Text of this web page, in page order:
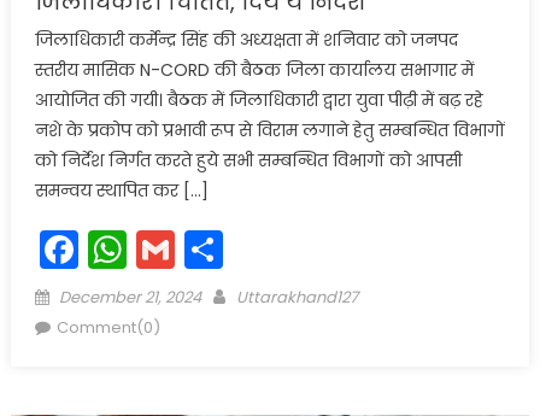
जिलाधिकारी कर्मेन्द्र सिंह की अध्यक्षता में शनिवार को जनपद
स्तरीय मासिक N-CORD की बैठक जिला कार्यालय सभागार में
आयोजित की गयी। बैठक में जिलाधिकारी द्वारा युवा पीढ़ी में बढ़ रहे
नशे के प्रकोप को प्रभावी रूप से विराम लगाने हेतु सम्बन्धित विभागों
को निर्देश निर्गत करते हुये सभी सम्बन्धित विभागों को आपसी
समन्वय स्थापित कर […]
Facebook
WhatsApp
GmailShare
Posted
on
December 21, 2024 Author
Uttarakhand127
Comment(0)